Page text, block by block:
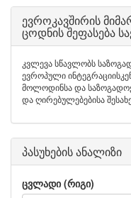
ევროკავშირის
ცოდნის შეფასება
კვლევა სწავლობს
ევროპული
მოლოდინსა და
და ღირებულებებისა
პასუხების ანალიზი
ცვლადი (რიგი)